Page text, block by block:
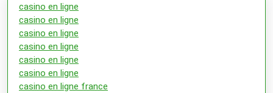
casino en ligne
casino en ligne
casino en ligne
casino en ligne
casino en ligne
casino en ligne
casino en ligne france